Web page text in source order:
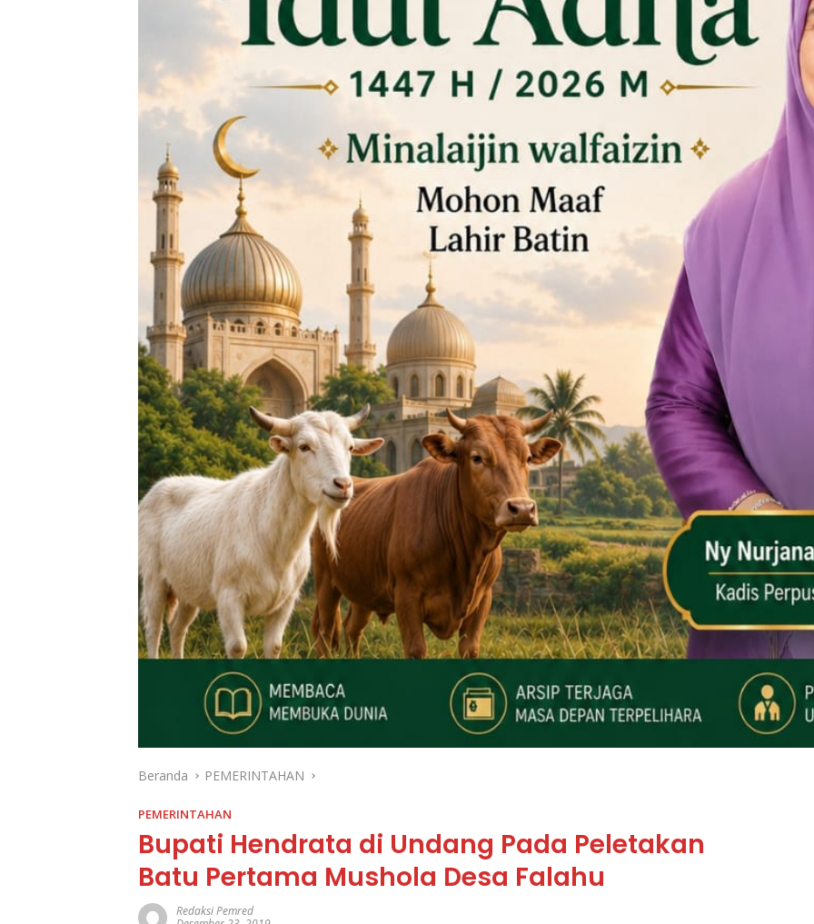
Beranda PEMERINTAHAN
PEMERINTAHAN
Bupati Hendrata di Undang Pada Peletakan
Batu Pertama Mushola Desa Falahu
Redaksi Pemred